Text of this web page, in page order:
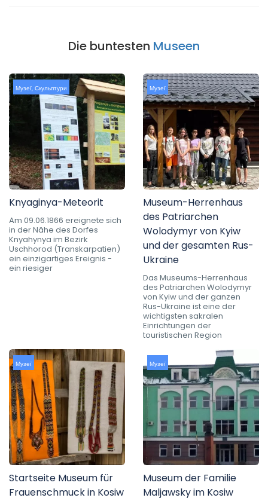
Die buntesten Museen
Музеї, Скульптури
Knyaginya-Meteorit
Am 09.06.1866 ereignete sich
in der Nähe des Dorfes
Knyahynya im Bezirk
Uschhorod (Transkarpatien)
ein einzigartiges Ereignis -
ein riesiger
Музеї
Museum-Herrenhaus
des Patriarchen
Wolodymyr von Kyiw
und der gesamten Rus-
Ukraine
Das Museums-Herrenhaus
des Patriarchen Wolodymyr
von Kyiw und der ganzen
Rus-Ukraine ist eine der
wichtigsten sakralen
Einrichtungen der
touristischen Region
Музеї
Startseite Museum für
Frauenschmuck in Kosiw
Музеї
Museum der Familie
Maljawsky im Kosiw